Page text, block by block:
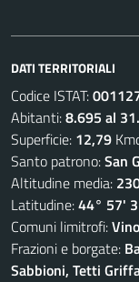
DATI TERRITORIALI
Codice ISTAT:
Abitanti:8.695 al
Superficie: 12,79
Santo patrono:San
Altitudine media:
Latitudine:44° 57'
Comuni limitrofi:
Frazioni e borgate:
Sabbioni, Tetti